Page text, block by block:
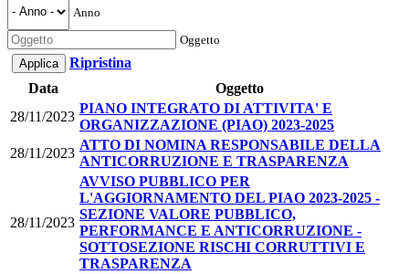
Anno
Oggetto
Ripristina
Data
Oggetto
28/11/2023
PIANO INTEGRATO DI ATTIVITA' E
ORGANIZZAZIONE (PIAO) 2023-2025
28/11/2023
ATTO DI NOMINA RESPONSABILE DELLA
ANTICORRUZIONE E TRASPARENZA
28/11/2023
AVVISO PUBBLICO PER
L'AGGIORNAMENTO DEL PIAO 2023-2025 -
SEZIONE VALORE PUBBLICO,
PERFORMANCE E ANTICORRUZIONE -
SOTTOSEZIONE RISCHI CORRUTTIVI E
TRASPARENZA